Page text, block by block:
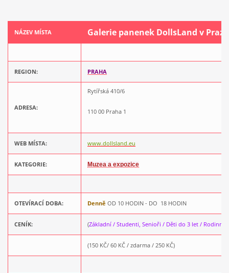
NÁZEV MÍSTA Galerie panenek DollsLand v Praze
REGION: PRAHA
ADRESA:
Rytířská 410/6
110 00 Praha 1
WEB MÍSTA: www.dollsland.eu
KATEGORIE: Muzea a expozice
OTEVÍRACÍ DOBA: Denně OD 10 HODIN - DO 18 HODIN
CENÍK: (Základní / Studenti, Senioři / Děti do 3 let / Rodinné
(150 KČ/ 60 KČ / zdarma / 250 KČ)